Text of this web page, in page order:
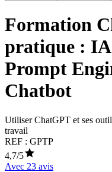
Formation
pratique : IA
Prompt
Chatbot
Utiliser ChatGPT et ses
travail
REF : GPTP
4,7/5
Avec 23 avis